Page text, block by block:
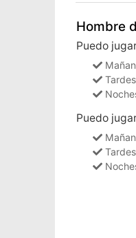
Hombre
Puedo
Tardes
Puedo
Tardes